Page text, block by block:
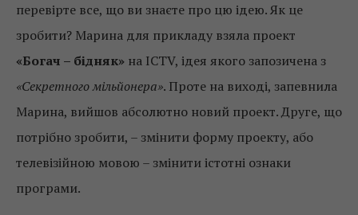
перевірте все, що ви знаєте про цю ідею. Як це
зробити? Марина для прикладу взяла проект
«Богач – бідняк» на ICTV, ідея якого запозичена з
«Секретного мільйонера». Проте на виході, запевнила
Марина, вийшов абсолютно новий проект. Друге, що
потрібно зробити, – змінити форму проекту, або
телевізійною мовою – змінити істотні ознаки
програми.